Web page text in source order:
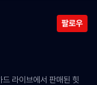
팔로우
라이브에서 판매된 힛